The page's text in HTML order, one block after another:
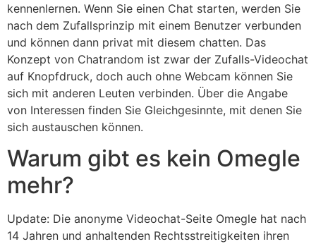
kennenlernen. Wenn Sie einen Chat starten, werden Sie
nach dem Zufallsprinzip mit einem Benutzer verbunden
und können dann privat mit diesem chatten. Das
Konzept von Chatrandom ist zwar der Zufalls-Videochat
auf Knopfdruck, doch auch ohne Webcam können Sie
sich mit anderen Leuten verbinden. Über die Angabe
von Interessen finden Sie Gleichgesinnte, mit denen Sie
sich austauschen können.
Warum gibt es kein Omegle
mehr?
Update: Die anonyme Videochat-Seite Omegle hat nach
14 Jahren und anhaltenden Rechtsstreitigkeiten ihren